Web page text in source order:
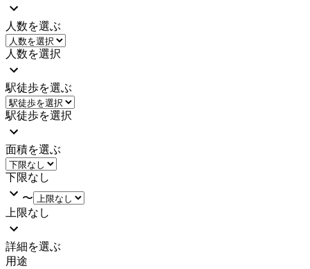
人数を選ぶ
人数を選択
駅徒歩を選ぶ
駅徒歩を選択
面積を選ぶ
下限なし
〜
上限なし
詳細を選ぶ
用途